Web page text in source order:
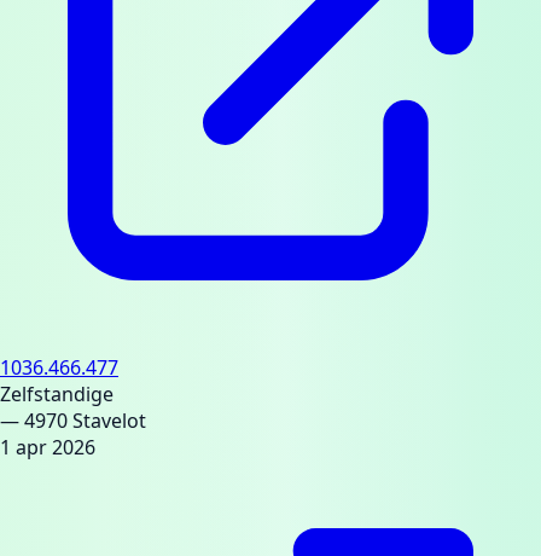
1036.466.477
Zelfstandige
— 4970 Stavelot
1 apr 2026